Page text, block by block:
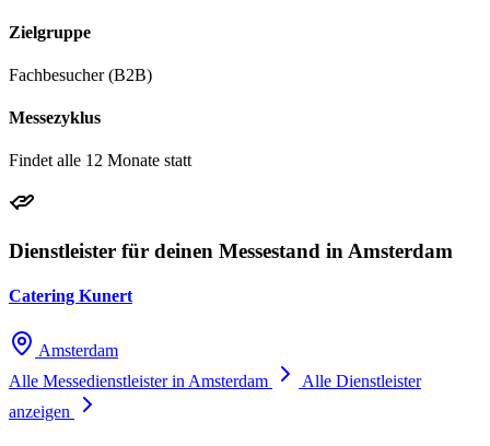
Zielgruppe
Fachbesucher (B2B)
Messezyklus
Findet alle 12 Monate statt
Dienstleister für deinen Messestand in Amsterdam
Catering Kunert
Amsterdam
Alle Messedienstleister in Amsterdam
Alle Dienstleister
anzeigen